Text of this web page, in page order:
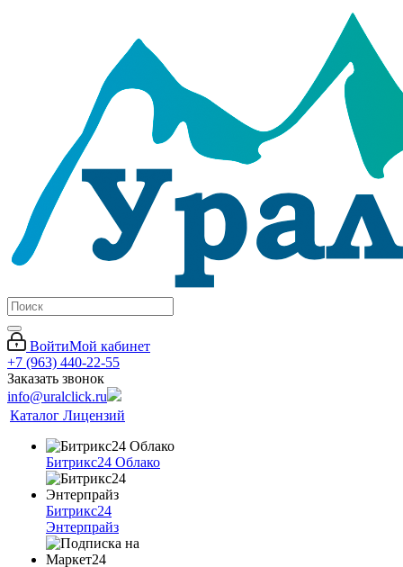
ВойтиМой кабинет
+7 (963) 440-22-55
Заказать звонок
info@uralclick.ru
Каталог Лицензий
Битрикс24 Облако
Битрикс24
Энтерпрайз